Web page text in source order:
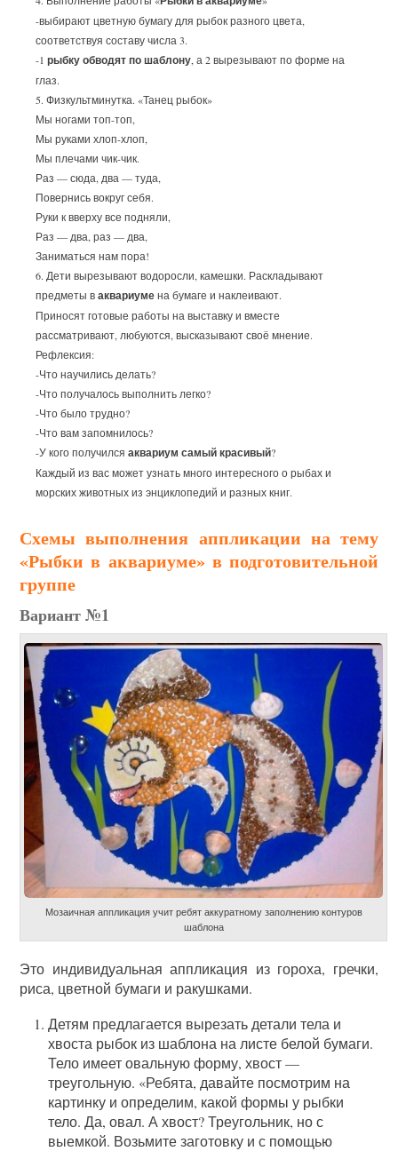
-выбирают цветную бумагу для рыбок разного цвета,
соответствуя составу числа 3.
-1рыбку обводят по шаблону, а 2 вырезывают по форме на
глаз.
5. Физкультминутка. «Танец рыбок»
Мы ногами топ-топ,
Мы руками хлоп-хлоп,
Мы плечами чик-чик.
Раз — сюда, два — туда,
Повернись вокруг себя.
Руки к вверху все подняли,
Раз — два, раз — два,
Заниматься нам пора!
6. Дети вырезывают водоросли, камешки. Раскладывают
предметы ваквариумена бумаге и наклеивают.
Приносят готовые работы на выставку и вместе
рассматривают, любуются, высказывают своё мнение.
Рефлексия:
-Что научились делать?
-Что получалось выполнить легко?
-Что было трудно?
-Что вам запомнилось?
-У кого получилсяаквариум самый красивый?
Каждый из вас может узнать много интересного о рыбах и
морских животных из энциклопедий и разных книг.
Схемы выполнения аппликации на тему
«Рыбки в аквариуме» в подготовительной
группе
Вариант №1
Мозаичная аппликация учит ребят аккуратному заполнению контуров
шаблона
Это индивидуальная аппликация из гороха, гречки,
риса, цветной бумаги и ракушками.
Детям предлагается вырезать детали тела и
хвоста рыбок из шаблона на листе белой бумаги.
Тело имеет овальную форму, хвост —
треугольную. «Ребята, давайте посмотрим на
картинку и определим, какой формы у рыбки
тело. Да, овал. А хвост? Треугольник, но с
выемкой. Возьмите заготовку и с помощью